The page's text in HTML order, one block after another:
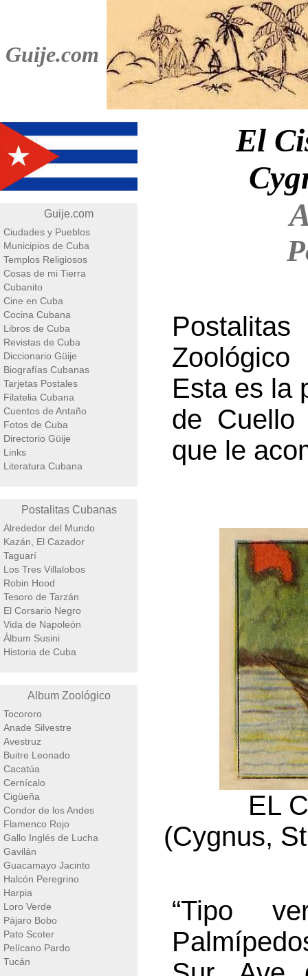
Guije.com
Guije.com
Ciudades y Pueblos
Municipios de Cuba
Templos Religiosos
Cosas de mi Tierra
Cubanito
Cine en Cuba
Cocina Cubana
Libros de Cuba
Revistas de Cuba
Diccionario Güije
Biografías Cubanas
Tarjetas Postales
Filatelia Cubana
Cuentos de Antaño
Fotos de Cuba
Directorio Güije
Links
Literatura Cubana
Postalitas Cubanas
Alrededor del Mundo
Kazán, El Cazador
Taguarí
Los Tres Villalobos
Robin Hood
Tesoro de Tarzán
El Corsario Negro
Vida de Napoleón
Álbum Susini
Historia de Cuba
Album Zoológico
Tocororo
Anade Silvestre
Avestruz
Buitre Leonado
Cacatúa
Cernícalo
Cigüeña
Condor de los Andes
Flamenco Rojo
Gallo Inglés de Lucha
Gavilán
Guacamayo Jacinto
Halcón Peregrino
Harpia
Loro Verde
Pájaro Bobo
Pato Scoter
Pelícano Pardo
Tucán
El
Esta es la
de Cuello
que le
EL
(Cygnus,
“Tipo